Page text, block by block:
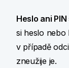
Heslo ani
si heslo nebo
v případě
zneužije je.